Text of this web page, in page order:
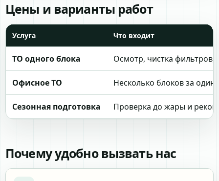
Цены и варианты работ
Услуга Что входит
ТО одного блока Осмотр, чистка
Офисное ТО Несколько блоков за один
Сезонная подготовка Проверка до жары и
Почему удобно вызвать нас